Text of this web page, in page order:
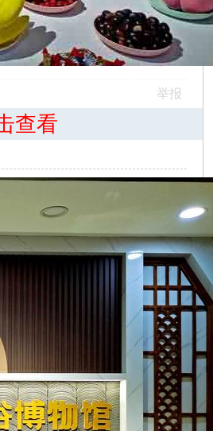
举报
查看